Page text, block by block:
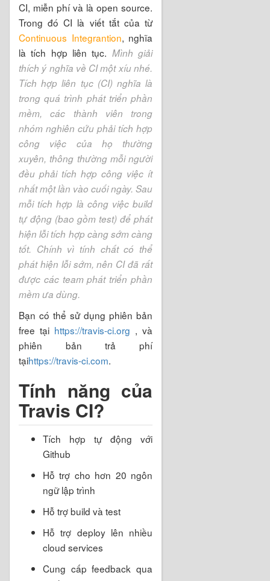
CI, miễn phí và là open source.
Trong đó CI là viết tắt của từ
Continuous Integrantion, nghĩa
là tích hợp liên tục. Mình giải
thích ý nghĩa về CI một xíu nhé.
Tích hợp liên tục (CI) nghĩa là
trong quá trình phát triển phần
mềm, các thành viên trong
nhóm nghiên cứu phải tích hợp
công việc của họ thường
xuyên, thông thường mỗi người
đều phải tích hợp công việc ít
nhất một lần vào cuối ngày. Sau
mỗi tích hợp là công việc build
tự động (bao gồm test) để phát
hiện lỗi tích hợp càng sớm càng
tốt. Chính vì tính chất có thể
phát hiện lỗi sớm, nên CI đã rất
được các team phát triển phần
mềm ưa dùng.
Bạn có thể sử dụng phiên bản
free tại https://travis-ci.org , và
phiên bản trả phí
tạihttps://travis-ci.com.
Tính năng của
Travis CI?
Tích hợp tự động với
Github
Hỗ trợ cho hơn 20 ngôn
ngữ lập trình
Hỗ trợ build và test
Hỗ trợ deploy lên nhiều
cloud services
Cung cấp feedback qua